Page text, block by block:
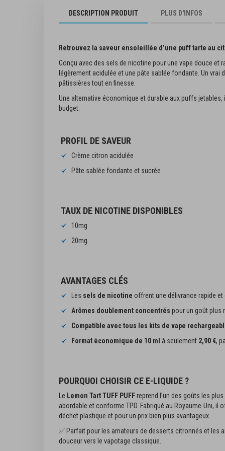
d’images
DESCRIPTION PRODUIT
Retrouvez la saveur ensoleillée d’une puff tarte au
Conçu avec des sels de nicotine pour une vape douce et
légèrement acidulée et une pâte sablée fondante. Un
pâtissières tout en finesse.
Une alternative économique et durable aux puffs
budget.
PROFIL DE SAVEUR
Crème citron acidulée
Pâte sablée fondante et sucrée
TAUX DE NICOTINE DISPONIBLES
10mg
20mg
AVANTAGES CLÉS
Les sels de nicotine offrent une délivrance rapide
Arômes doublement concentrés pour un goût plus
Compatible avec tous les kits de vape
Format économique de 10 ml à seulement 2,90 €,
POURQUOI CHOISIR CE E-LIQUIDE ?
Le Lemon Tart TUFF PUFFreprend l’un des goûts les
abordable et conforme TPD. Fabriqué au Royaume-Uni,
déchet plastique et pour un prix bien plus avantageux.
✅ Parfait pour les amateurs de desserts citronnés et les
douceur vers le vapotage classique.
PLUS D'INFOS